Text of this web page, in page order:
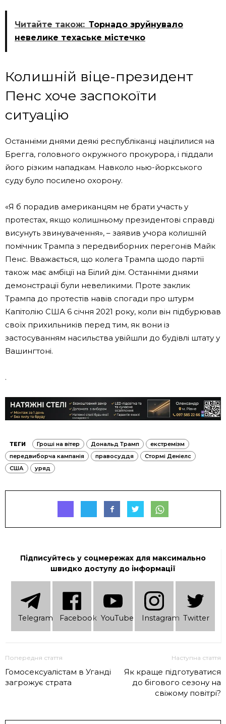
Читайте також: Торнадо зруйнувало
невелике техаське містечко
Колишній віце-президент
Пенс хоче заспокоїти
ситуацію
Останніми днями деякі республіканці націлилися на
Брегга, головного окружного прокурора, і піддали
його різким нападкам. Навколо нью-йоркського
суду було посилено охорону.
«Я б порадив американцям не брати участь у
протестах, якщо колишньому президентові справді
висунуть звинувачення», – заявив учора колишній
помічник Трампа з передвиборних перегонів Майк
Пенс. Вважається, що колега Трампа щодо партії
також має амбіції на Білий дім. Останніми днями
демонстрації були невеликими. Проте заклик
Трампа до протестів навів спогади про штурм
Капітолію США 6 січня 2021 року, коли він підбурював
своїх прихильників перед тим, як вони із
застосуванням насильства увійшли до будівлі штату у
Вашингтоні.
.
ТЕГИ Гроші на вітер Дональд Трамп
екстремізм
передвиборча кампанія
правосуддя
Стормі Деніелс
США
уряд
Підписуйтесь у соцмережах для максимально
швидко доступу до інформації
Telеgram Facebook YouTube Instagram Twitter
Попередня стаття
Гомосексуалістам в Уганді
загрожує страта
Наступна стаття
Як краще підготуватися
до бігового сезону на
свіжому повітрі?